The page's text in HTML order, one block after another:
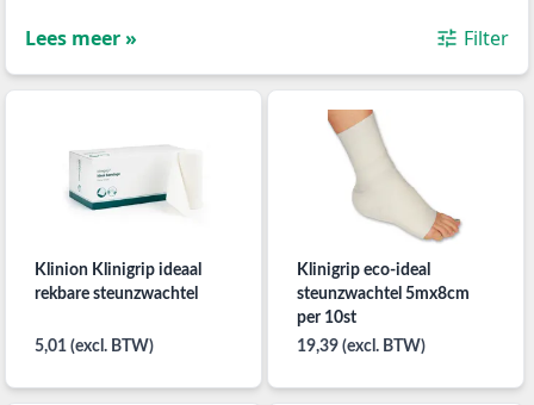
Lees meer » Filter
Klinion Klinigrip ideaal
rekbare steunzwachtel
5,01 (excl. BTW)
Klinigrip eco-ideal
steunzwachtel 5mx8cm
per 10st
19,39 (excl. BTW)